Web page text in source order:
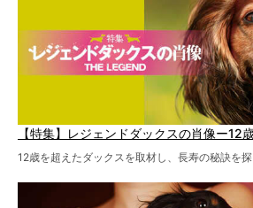
【特集】レジェンドダックスの肖像ー12
12歳を超えたダックスを取材し、長寿の秘訣を探